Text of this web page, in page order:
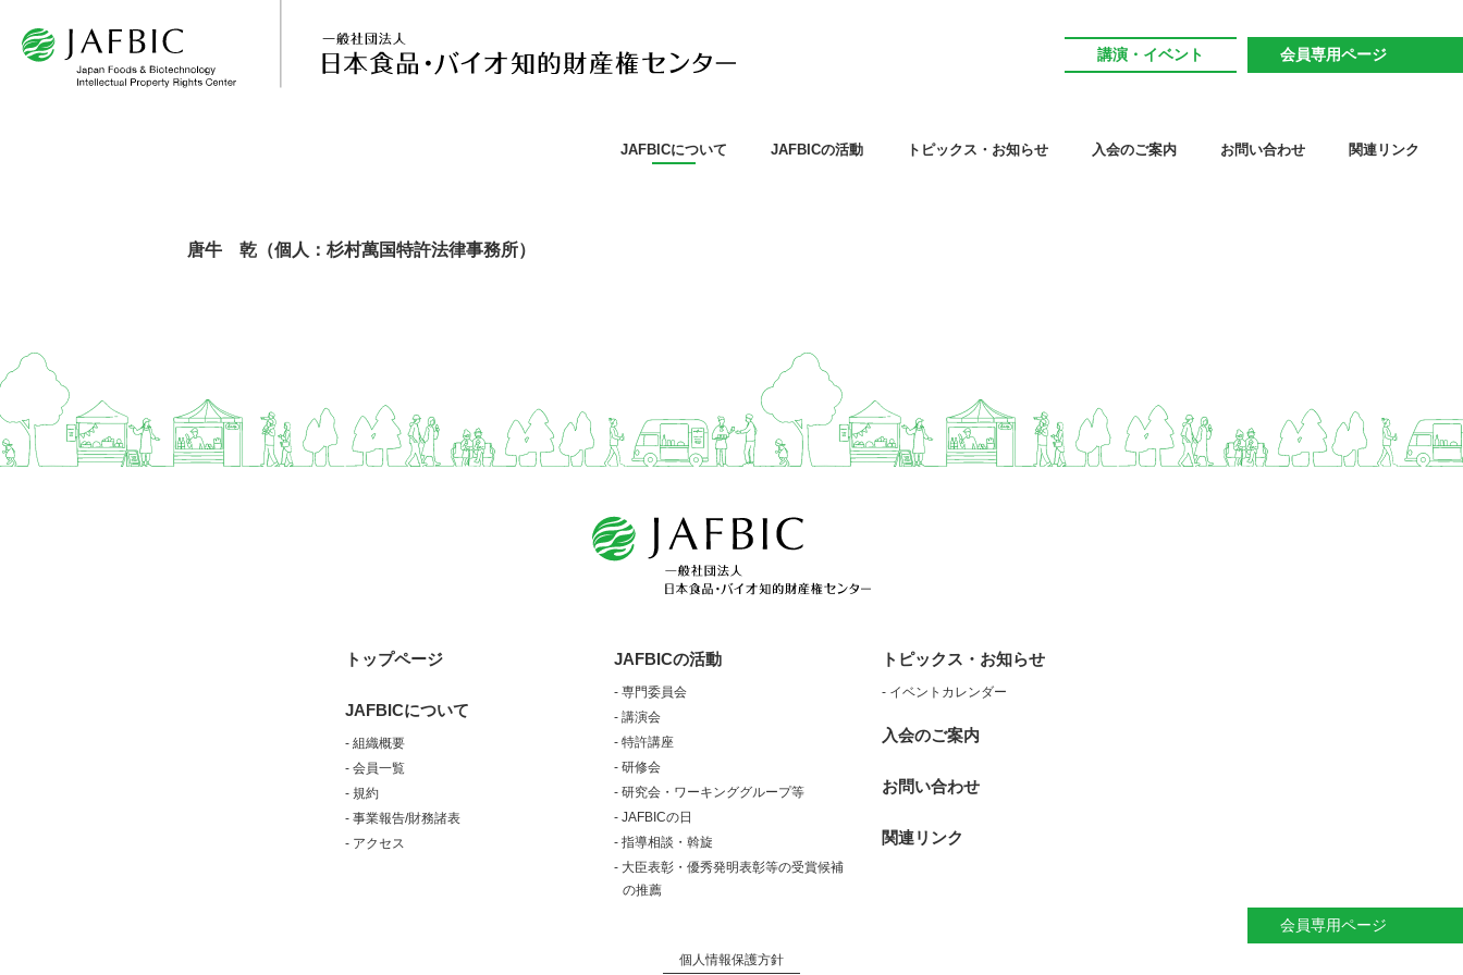
講演・イベント 会員専用ページ
JAFBICについて JAFBICの活動 トピックス・お知らせ 入会のご案内 お問い合わせ 関連リンク
唐牛 乾（個人：杉村萬国特許法律事務所）
トップページ
JAFBICについて
- 組織概要
- 会員一覧
- 規約
- 事業報告/財務諸表
- アクセス
JAFBICの活動
- 専門委員会
- 講演会
- 特許講座
- 研修会
- 研究会・ワーキンググループ等
- JAFBICの日
- 指導相談・斡旋
- 大臣表彰・優秀発明表彰等の受賞候補
の推薦
トピックス・お知らせ
- イベントカレンダー
入会のご案内
お問い合わせ
関連リンク
会員専用ページ
個人情報保護方針